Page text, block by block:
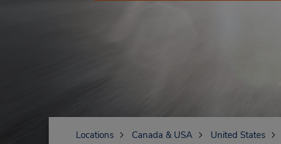
Locations Canada & USA United States